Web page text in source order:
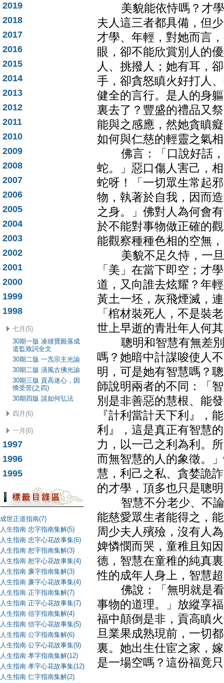
2019
2018
2017
2016
2015
2014
2013
2012
2011
2010
2009
2008
2007
2006
2005
2004
2003
2002
2001
2000
1999
1998
七月(5)
30期一版 凌雄寶殿落成
道監致詞全文
30期二版 一炁宗主光諭
30期二版 清風古佛光諭
30期三版 貢高迷心，因
憍受苦(之四)
30期四版 談如何弘法
四月(6)
一月(6)
1997
1996
1995
成世正道指南(7)
人生指南 忠字指南集解(5)
人生指南 忠字心花故事集(6)
人生指南 恕字指南集解(3)
人生指南 恕字心花故事集(4)
人生指南 廉字指南集解(3)
人生指南 廉字心花故事集(4)
人生指南 正字指南集解(7)
人生指南 正字心花故事集(7)
人生指南 信字指南集解(4)
人生指南 信字心花故事集(5)
人生指南 公字指南集解(6)
人生指南 公字心花故事集(9)
人生指南 孝字指南集解(12)
人生指南 孝字心花故事集(12)
人生指南 仁字指南集解(2)
美貌能依恃嗎？才學
夫人這三者都具備，但
才學、年輕，對她而言
眼，卻不能欣賞別人的
人、挑撥人；她有耳，
手，卻貪怒瞋火好打人
健全的言行。是人的身
裏去了？豐盛的禮品又
能與之感應，然她貪瞋
如何與仁慈的輕靈之氣
佛言：「口說好話，
蛇。」惡口傷人害己，
蛇呀！「一切眾生常起
物，執著於自我，因而
之身。」佛對人為何會
於不能對事物做正確的
能觀察種種色相的空無
美貌不足久恃，一旦
「美」在當下即空；才
道，又向誰去炫耀？年
黃土一坯，灰飛煙滅，
「棺材裝死人，不是裝
世上早逝的青壯年人何
聰明和智慧有無差別
嗎？她暗中計謀唆使人
明，可是她有智慧嗎？
師說明兩者的不同：「
別是非善惡的慧根、能
『計利當計天下利』，
利』，這是真正有智慧
力，以一己之利為利。
而無智慧的人的象徵。
慧，利己之私、貪婪詭
的才學，頂多也只是聰
智慧不分老少、不論
能慈愛眾生者能得之，
周少夫人殯殮，沒有人
婢憐憫而哭，童稚且知
德，智慧在童稚的純真
性的成年人身上，智慧
佛說：「無明就是看
事物的道理。」放縱享
福中顛倒是非，貢高瞋
旦業果成熟現前，一切
裏。她出生仕宦之家，
是一場空嗎？這份福竟